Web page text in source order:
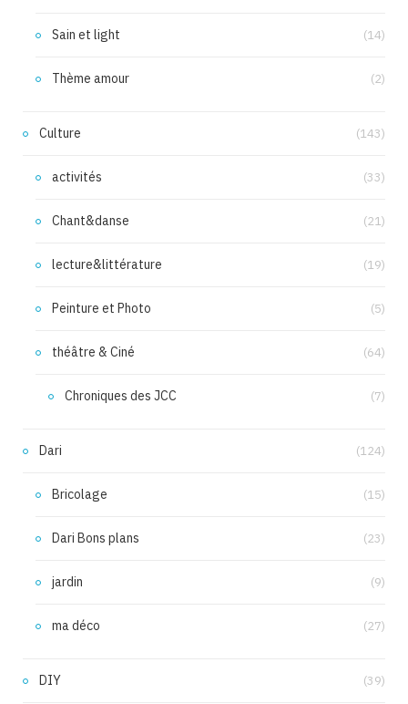
Sain et light (14)
Thème amour (2)
Culture (143)
activités (33)
Chant&danse (21)
lecture&littérature (19)
Peinture et Photo (5)
théâtre & Ciné (64)
Chroniques des JCC (7)
Dari (124)
Bricolage (15)
Dari Bons plans (23)
jardin (9)
ma déco (27)
DIY (39)